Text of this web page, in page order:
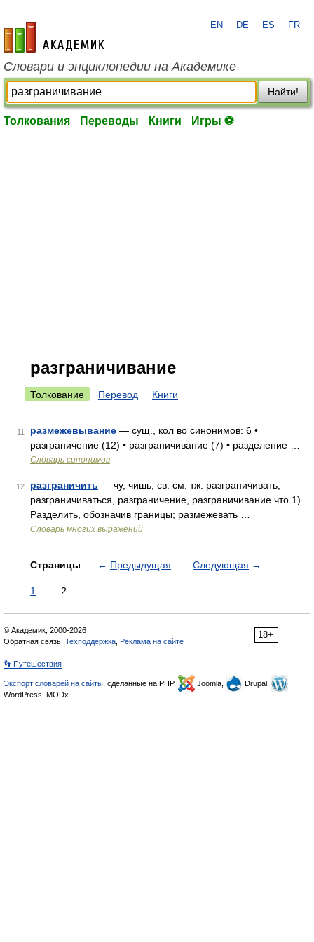
academic.ru
EN DE ES FR
Словари и энциклопедии на Академике
Найти!
Толкования Переводы Книги Игры ⚽
разграничивание
Толкование Перевод Книги
11 размежевывание — сущ., кол во синонимов: 6 •
разграничение (12) • разграничивание (7) • разделение …
Словарь синонимов
12 разграничить — чу, чишь; св. см. тж. разграничивать,
разграничиваться, разграничение, разграничивание что 1)
Разделить, обозначив границы; размежевать …
Словарь многих выражений
Страницы ← Предыдущая Следующая →
1 2
18+
© Академик, 2000-2026
Обратная связь: Техподдержка Реклама на сайте
👣 Путешествия
Экспорт словарей на сайты , сделанные на PHP, Joomla,
Drupal,
WordPress, MODx.